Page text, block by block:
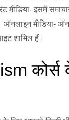
मीडिया- इसमें
ऑनलाइन मीडिया-
शामिल हैं।
कोर्स